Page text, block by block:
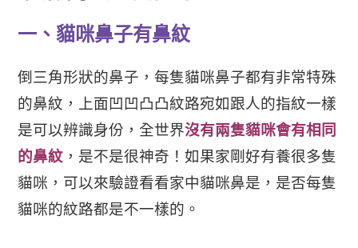
一、貓咪鼻子有鼻紋
倒三角形狀的鼻子，每隻貓咪鼻子都有非常特殊
的鼻紋，上面凹凹凸凸紋路宛如跟人的指紋一樣
是可以辨識身份，全世界沒有兩隻貓咪會有相同
的鼻紋 ，是不是很神奇！如果家剛好有養很多隻
貓咪，可以來驗證看看家中貓咪鼻是，是否每隻
貓咪的紋路都是不一樣的。